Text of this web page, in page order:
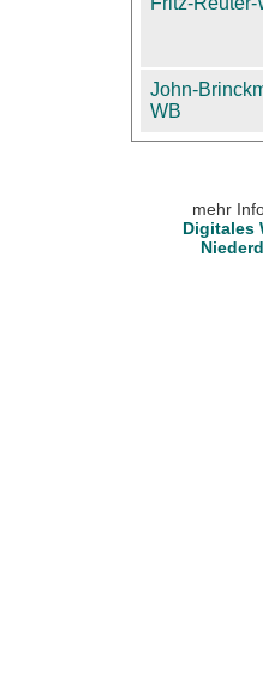
John-
WB
mehr
Digitales